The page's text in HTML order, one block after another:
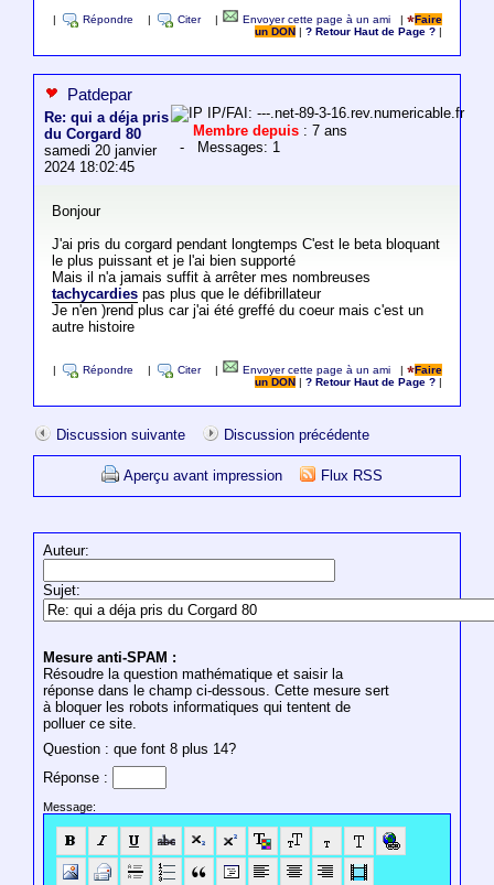
Répondre Citer Envoyer cette page à un ami |
Faire
un DON
|? Retour Haut de Page ?
Patdepar
Re: qui a déja pris
du Corgard 80
samedi 20 janvier
2024 18:02:45
IP/FAI: ---.net-89-3-16.rev.numericable.fr
Membre depuis : 7 ans
- Messages: 1
Bonjour
J'ai pris du corgard pendant longtemps C'est le beta bloquant
le plus puissant et je l'ai bien supporté
Mais il n'a jamais suffit à arrêter mes nombreuses
tachycardiespas plus que le défibrillateur
Je n'en )rend plus car j'ai été greffé du coeur mais c'est un
autre histoire
Répondre Citer Envoyer cette page à un ami |
Faire
un DON
|? Retour Haut de Page ?
Discussion suivante Discussion précédente
Aperçu avant impression Flux RSS
Auteur:
Sujet:
Mesure anti-SPAM :
Résoudre la question mathématique et saisir la
réponse dans le champ ci-dessous. Cette mesure sert
à bloquer les robots informatiques qui tentent de
polluer ce site.
Question : que font 8 plus 14?
Réponse :
Message: